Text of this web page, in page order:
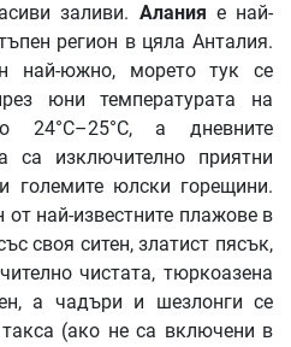
заливи. Алания е най-
регион в цяла Анталия.
най-южно, морето тук се
юни температурата на
а дневните
са изключително приятни
големите юлски горещини.
най-известните плажове в
своя ситен, златист пясък,
чистата, тюркоазена
а чадъри и шезлонги се
(ако не са включени в